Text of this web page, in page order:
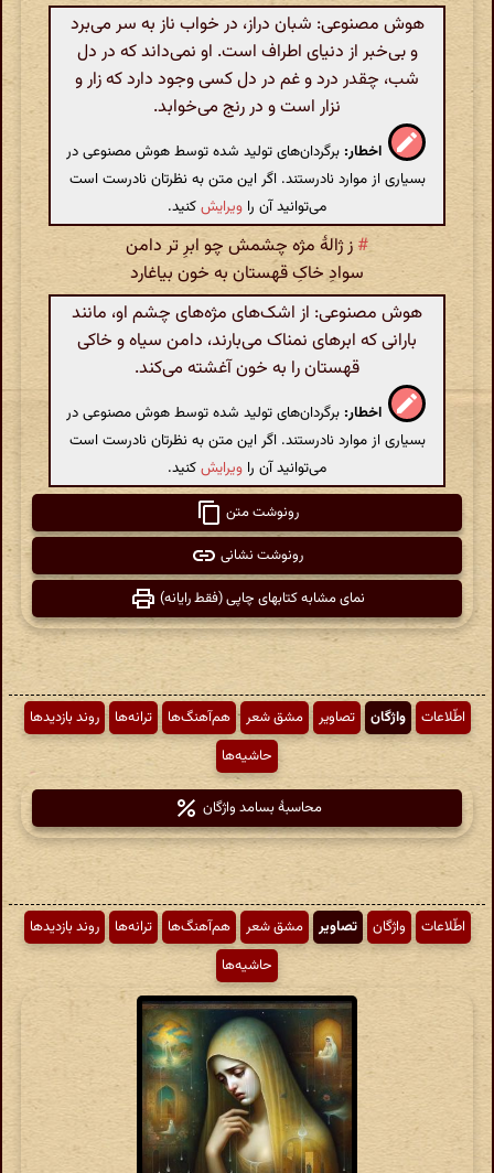
هوش مصنوعی: شبان دراز، در خواب ناز به سر می‌برد
و بی‌خبر از دنیای اطراف است. او نمی‌داند که در دل
شب، چقدر درد و غم در دل کسی وجود دارد که زار و
نزار است و در رنج می‌خوابد.
اخطار: برگردان‌های تولید شده توسط هوش مصنوعی در
بسیاری از موارد نادرستند. اگر این متن به نظرتان نادرست است
می‌توانید آن را ویرایشکنید.
# ز ژالۀ مژه چشمش چو ابرِ تر دامن
سوادِ خاکِ قهستان به خون بیاغارد
هوش مصنوعی: از اشک‌های مژه‌های چشم او، مانند
بارانی که ابرهای نمناک می‌بارند، دامن سیاه و خاکی
قهستان را به خون آغشته می‌کند.
اخطار: برگردان‌های تولید شده توسط هوش مصنوعی در
بسیاری از موارد نادرستند. اگر این متن به نظرتان نادرست است
می‌توانید آن را ویرایشکنید.
رونوشت متن
رونوشت نشانی
نمای مشابه کتابهای چاپی (فقط رایانه)
اطّلاعات واژگان تصاویر مشق شعر هم‌آهنگ‌ها ترانه‌ها
روند بازدیدها
حاشیه‌ها
محاسبهٔ بسامد واژگان
اطّلاعات واژگان تصاویر مشق شعر هم‌آهنگ‌ها ترانه‌ها
روند بازدیدها
حاشیه‌ها